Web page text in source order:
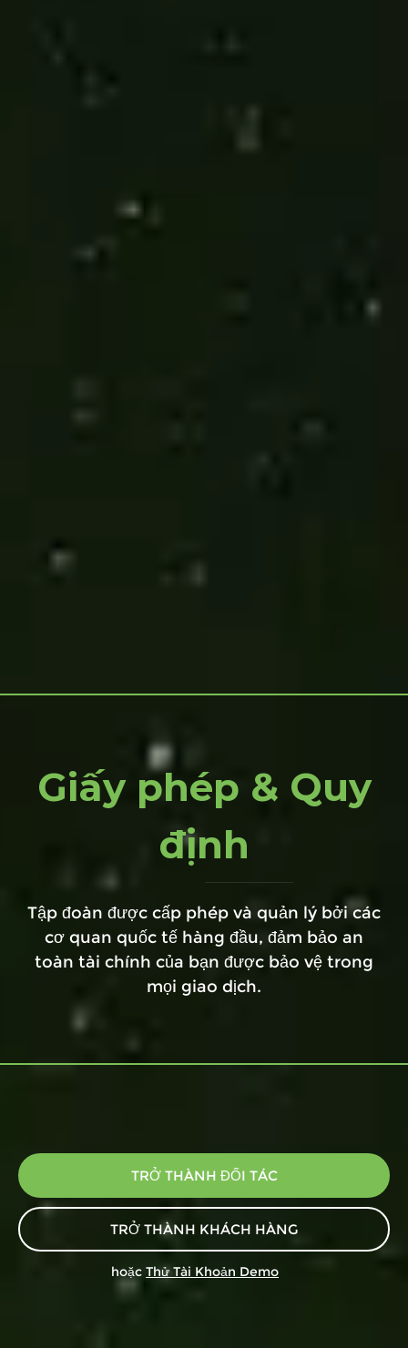
Giấy phép & Quy
định
Tập đoàn được cấp phép và quản lý bởi các
cơ quan quốc tế hàng đầu, đảm bảo an
toàn tài chính của bạn được bảo vệ trong
mọi giao dịch.
TRỞ THÀNH ĐỐI TÁC
TRỞ THÀNH KHÁCH HÀNG
hoặc Thử Tài Khoản Demo